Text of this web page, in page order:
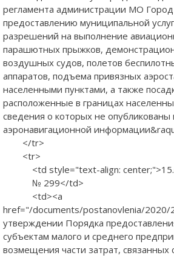
регламента администрации МО
предоставлению муниципальной
разрешений на выполнение
парашютных прыжков,
воздушных судов, полетов
аппаратов, подъема привязных
населенными пунктами, а также
расположенные в границах
сведения о которых не опубликованы
аэронавигационной
</tr>
<tr>
<td style="text-align:
№ 299</td>
<td><a
href="/documents/postanovlenia/
утверждении Порядка
субъектам малого и среднего
возмещения части затрат, связанных